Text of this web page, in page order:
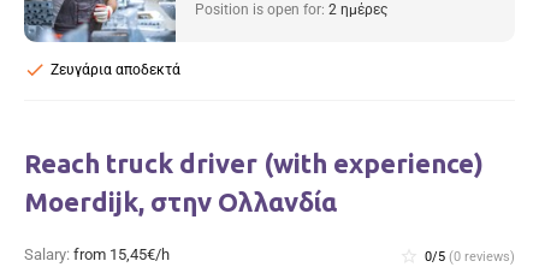
Position is open for: 2 ημέρες
Ζευγάρια αποδεκτά
check
Reach truck driver (with experience)
Moerdijk, στην Ολλανδία
Salary: from 15,45€/h star_border 0/5 (0 reviews)